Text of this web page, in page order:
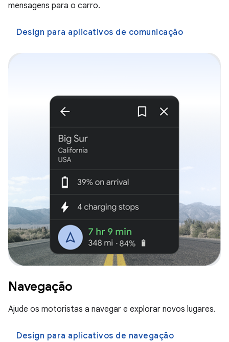
mensagens para o carro.
Design para aplicativos de comunicação
Navegação
Ajude os motoristas a navegar e explorar novos lugares.
Design para aplicativos de navegação